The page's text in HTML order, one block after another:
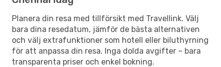
Planera din resa med tillförsikt med Travellink. Välj
bara dina resedatum, jämför de bästa alternativen
och välj extrafunktioner som hotell eller biluthyrning
för att anpassa din resa. Inga dolda avgifter – bara
transparenta priser och enkel bokning.